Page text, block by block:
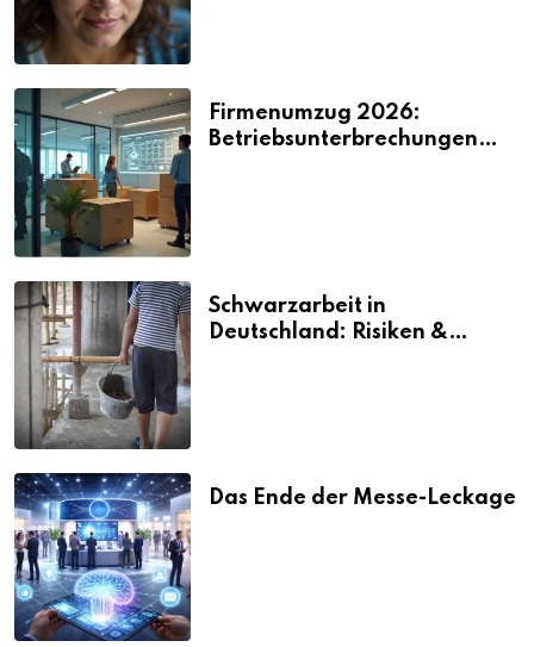
Firmenumzug 2026:
Betriebsunterbrechungen
Schwarzarbeit in
Deutschland: Risiken &
Das Ende der Messe-Leckage